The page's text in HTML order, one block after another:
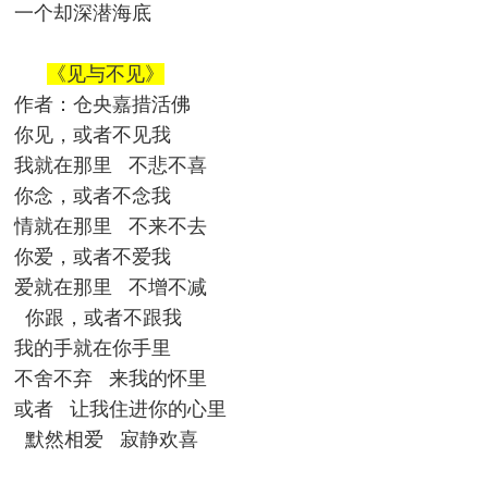
一个却深潜海底
《见与不见》
作者：仓央嘉措活佛
你见，或者不见我
我就在那里 不悲不喜
你念，或者不念我
情就在那里 不来不去
你爱，或者不爱我
爱就在那里 不增不减
你跟，或者不跟我
我的手就在你手里
不舍不弃 来我的怀里
或者 让我住进你的心里
默然相爱 寂静欢喜